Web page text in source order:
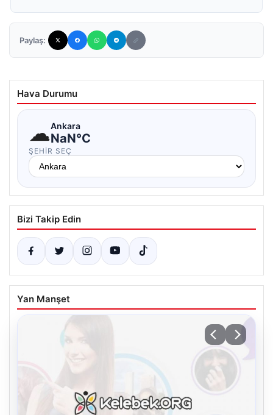
Paylaş:
Hava Durumu
☁Ankara
NaN°C
ŞEHIR SEÇ
Bizi Takip Edin
Yan Manşet